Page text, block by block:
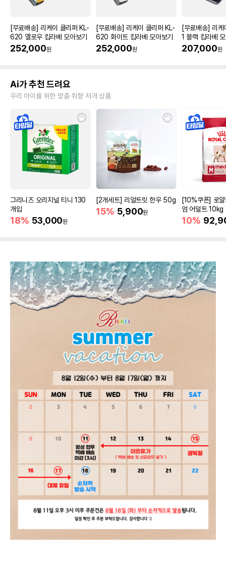
[무료배송] 리케이 클리퍼 KL-
620 옐로우 킴라베 모아보기
252,000원
[무료배송] 리케이 클리퍼 KL-
620 화이트 킴라베 모아보기
252,000원
[무료배송] 리
1 블랙 킴라베
207,000원
Ai가 추천 드려요
우리 아이를 위한 맞춤 취향 저격 상품
그리니즈 오리지널 티니 130
개입
18% 53,000원
[2개세트] 리얼트릿 한우 50g
15% 5,900원
[10%쿠폰] 로
엄 어덜트 10kg
증진
10%